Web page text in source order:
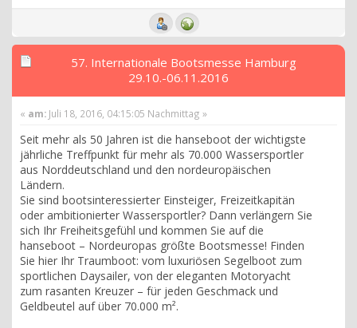
57. Internationale Bootsmesse Hamburg
29.10.-06.11.2016
« am: Juli 18, 2016, 04:15:05 Nachmittag »
Seit mehr als 50 Jahren ist die hanseboot der wichtigste
jährliche Treffpunkt für mehr als 70.000 Wassersportler
aus Norddeutschland und den nordeuropäischen
Ländern.
Sie sind bootsinteressierter Einsteiger, Freizeitkapitän
oder ambitionierter Wassersportler? Dann verlängern Sie
sich Ihr Freiheitsgefühl und kommen Sie auf die
hanseboot – Nordeuropas größte Bootsmesse! Finden
Sie hier Ihr Traumboot: vom luxuriösen Segelboot zum
sportlichen Daysailer, von der eleganten Motoryacht
zum rasanten Kreuzer – für jeden Geschmack und
Geldbeutel auf über 70.000 m².